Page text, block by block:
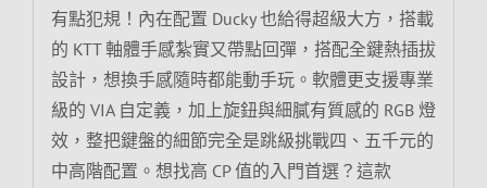
有點犯規！內在配置 Ducky 也給得超級大方，搭載
的 KTT 軸體手感紮實又帶點回彈，搭配全鍵熱插拔
設計，想換手感隨時都能動手玩。軟體更支援專業
級的 VIA 自定義，加上旋鈕與細膩有質感的 RGB 燈
效，整把鍵盤的細節完全是跳級挑戰四、五千元的
中高階配置。想找高 CP 值的入門首選？這款